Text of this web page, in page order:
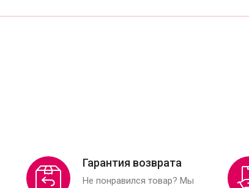
Гарантия возврата
Не понравился товар? Мы